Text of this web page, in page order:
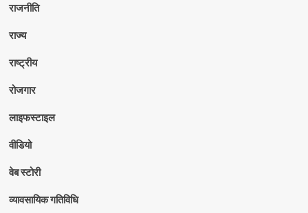
राजनीति
राज्य
राष्ट्रीय
रोजगार
लाइफस्टाइल
वीडियो
वेब स्टोरी
व्यावसायिक गतिविधि